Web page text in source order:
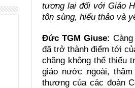
tương lai đối với Giáo
tôn sùng, hiếu thảo và
Đức TGM Giuse:
đã trở thành điểm tới
chặng không thể thiếu
giáo nước ngoài,
thương của các đoàn